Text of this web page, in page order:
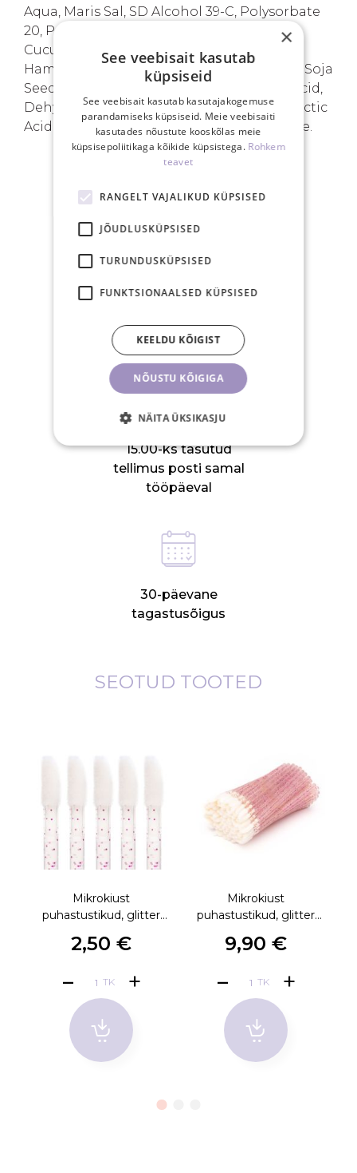
Aqua, Maris Sal, SD Alcohol 39-C, Polysorbate
20, Propylene Glycol, Phenoxyethanol,
Cucumis Sativus Fruit Water, Panthenol,
Hamamelis Virginiana Leaf Water,Glycine Soja
Seed Extract, Parfum, Allantoin, Benzoic Acid,
Dehydroacetic Acid, Ethylhexylglycerin, Lactic
Acid, Sodium Benzoate, Potassium Sorbate.
SINU EELISED
Eestis üle 40€
tellimusele
15.00-ks tasutud
tellimus posti samal
tööpäeval
30-päevane
tagastusõigus
SEOTUD TOOTED
Mikrokiust
puhastustikud, glitter
2,50 €
TK
Mikrokiust
puhastustikud, glitter
9,90 €
TK
×
See veebisait kasutab
küpsiseid
See veebisait kasutab kasutajakogemuse
parandamiseks küpsiseid. Meie veebisaiti
kasutades nõustute kooskõlas meie
küpsisepoliitikaga kõikide küpsistega. Rohkem
teavet
RANGELT VAJALIKUD KÜPSISED
JÕUDLUSKÜPSISED
TURUNDUSKÜPSISED
FUNKTSIONAALSED KÜPSISED
NÕUSTU KÕIGIGA
KEELDU KÕIGIST
NÄITA ÜKSIKASJU